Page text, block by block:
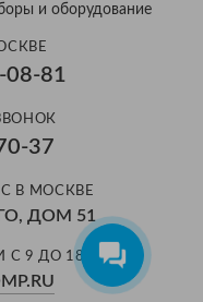
и оборудование
08-81
37
В МОСКВЕ
ДОМ 51
С 9 ДО 18